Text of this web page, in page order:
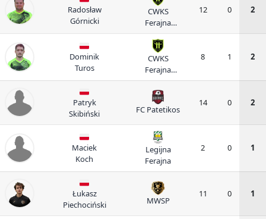
Radosław
Górnicki
CWKS
Ferajna
Warszawa
12 0 2
Dominik
Turos
CWKS
Ferajna
Warszawa
8 1 2
Patryk
Skibiński
FC Patetikos
14 0 2
Maciek
Koch
Legijna
Ferajna
2 0 1
Łukasz
Piechociński
MWSP
11 0 1